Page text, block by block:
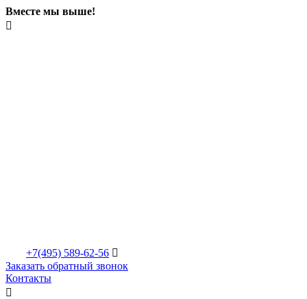
Вместе мы выше!

+7(495) 589-62-56 
Заказать обратный звонок
Контакты
